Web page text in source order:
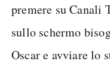
premere su Canali
sullo schermo
Oscar e avviare lo